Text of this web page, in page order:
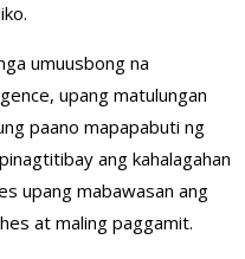
umuusbong na
upang matulungan
paano mapapabuti ng
ang kahalagahan
upang mabawasan ang
at maling paggamit.